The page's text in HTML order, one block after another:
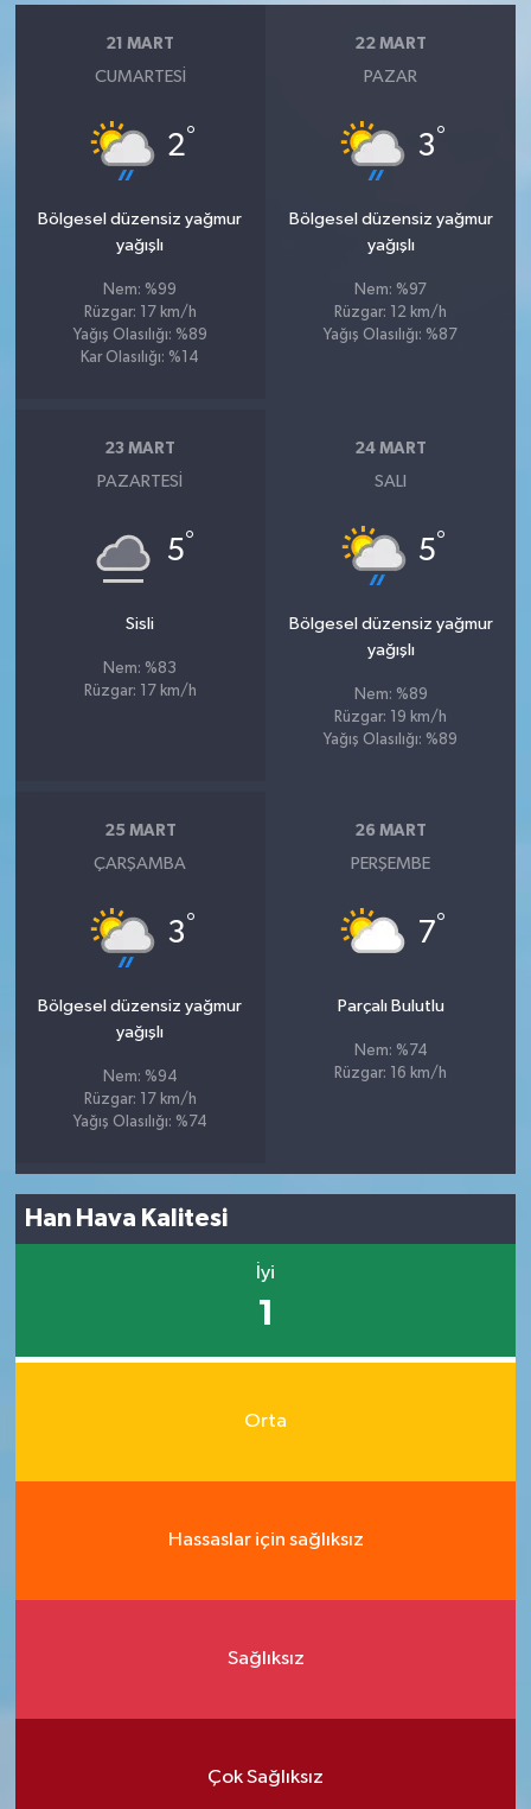
21 MART
CUMARTESI
2°
Bölgesel düzensiz yağmur
yağışlı
Nem: %99
Rüzgar: 17 km/h
Yağış Olasılığı: %89
Kar Olasılığı: %14
22 MART
PAZAR
3°
Bölgesel düzensiz yağmur
yağışlı
Nem: %97
Rüzgar: 12 km/h
Yağış Olasılığı: %87
23 MART
PAZARTESI
5°
Sisli
Nem: %83
Rüzgar: 17 km/h
24 MART
SALI
5°
Bölgesel düzensiz yağmur
yağışlı
Nem: %89
Rüzgar: 19 km/h
Yağış Olasılığı: %89
25 MART
ÇARŞAMBA
3°
Bölgesel düzensiz yağmur
yağışlı
Nem: %94
Rüzgar: 17 km/h
Yağış Olasılığı: %74
26 MART
PERŞEMBE
7°
Parçalı Bulutlu
Nem: %74
Rüzgar: 16 km/h
Han Hava Kalitesi
İyi
1
Orta
Hassaslar için sağlıksız
Sağlıksız
Çok Sağlıksız